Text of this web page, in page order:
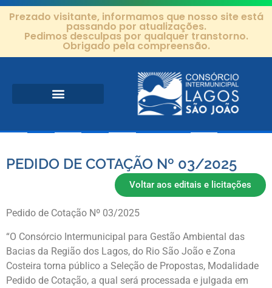
Prezado visitante, informamos que nosso site está
passando por atualizações.
Pedimos desculpas por qualquer transtorno.
Obrigado pela compreensão.
PEDIDO DE COTAÇÃO Nº 03/2025
Voltar aos editais e licitações
Pedido de Cotação Nº 03/2025
“O Consórcio Intermunicipal para Gestão Ambiental das
Bacias da Região dos Lagos, do Rio São João e Zona
Costeira torna público a Seleção de Propostas, Modalidade
Pedido de Cotação, a qual será processada e julgada em